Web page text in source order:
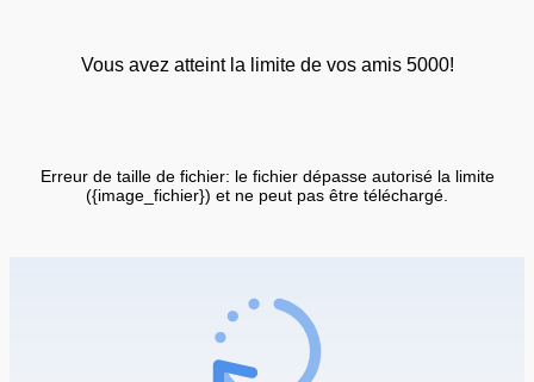
Vous avez atteint la limite de vos amis 5000!
Erreur de taille de fichier: le fichier dépasse autorisé la limite
({image_fichier}) et ne peut pas être téléchargé.